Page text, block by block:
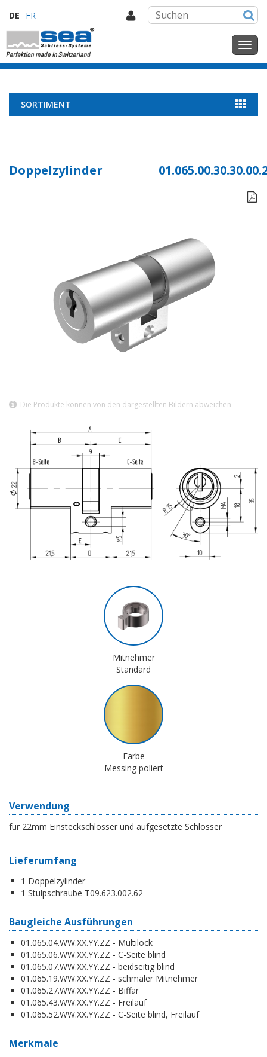
DE FR
SORTIMENT
Doppelzylinder

Die Produkte können von den dargestellten Bildern abweichen
Mitnehmer
Standard
Farbe
Messing poliert
Verwendung
für 22mm Einsteckschlösser und aufgesetzte Schlösser
Lieferumfang
1 Doppelzylinder
1 Stulpschraube T09.623.002.62
Baugleiche Ausführungen
01.065.04.WW.XX.YY.ZZ - Multilock
01.065.06.WW.XX.YY.ZZ - C-Seite blind
01.065.07.WW.XX.YY.ZZ - beidseitig blind
01.065.19.WW.XX.YY.ZZ - schmaler Mitnehmer
01.065.27.WW.XX.YY.ZZ - Biffar
01.065.43.WW.XX.YY.ZZ - Freilauf
01.065.52.WW.XX.YY.ZZ - C-Seite blind, Freilauf
Merkmale